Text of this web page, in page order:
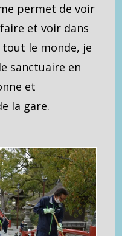
permet de voir
et voir dans
le monde, je
sanctuaire en
et
la gare.